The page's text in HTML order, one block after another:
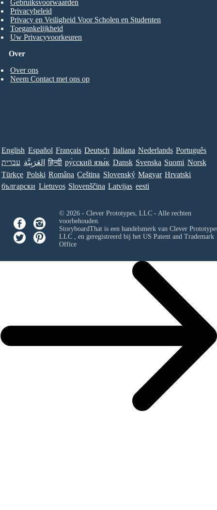
Over
Over ons
Neem Contact met ons op
Gebruiksvoorwaarden
Privacybeleid
Privacy en Veiligheid Voor Scholen en Studenten
Toegankelijkheid
Uw Privacyvoorkeuren
English Español Français Deutsch Italiana Nederlands Português
עברית العَرَبِيَّة हिन्दी ру́сский язы́к Dansk Svenska Suomi Norsk
Türkçe Polski Româna Ceština Slovenský Magyar Hrvatski
български Lietuvos Slovenščina Latvijas eesti
© 2026 - Clever Prototypes, LLC - Alle rechten
voorbehouden.
StoryboardThat is een handelsmerk van Clever
LLC, en geregistreerd bij het US Patent and Trademark
Office